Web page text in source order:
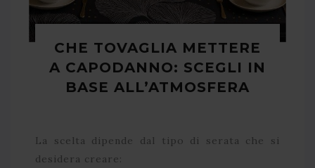
CHE TOVAGLIA METTERE
A CAPODANNO: SCEGLI IN
BASE ALL’ATMOSFERA
La scelta dipende dal tipo di serata che si
desidera creare: